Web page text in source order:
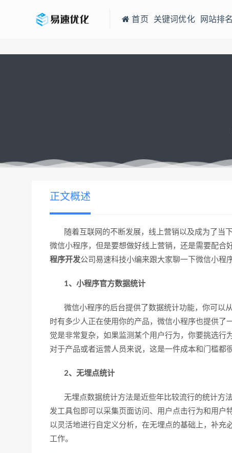
首页 关键词优化 网站排名
当前位置： 微信小程序的数据统计方法有哪些？
正文概述
随着互联网的不断发展，线上营销以及成为了当
微信小程序，但是要想做好线上营销，还是需要配合
程序开发公司易速科技小编来跟大家聊一下微信小程
1、小程序官方数据统计
微信小程序的后台提供了数据统计功能，你可以
时有多少人正在使用你的产品，微信小程序也提供
觉是非常复杂，如果监测某个用户行为，你要挑选行
对于产品或者运营人员来说，这是一件成本和门槛都
2、无埋点统计
无埋点数据统计方法是近些年比较流行的统计方法
发工具包即可以采集页面访问、用户点击行为和用户
以灵活地进行自定义分析，在无埋点的基础上，补
工作。